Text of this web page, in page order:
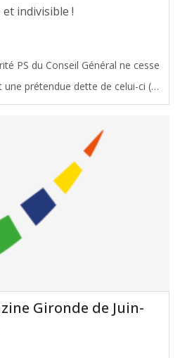
indivisible !
PS du Conseil Général ne cesse
une prétendue dette de celui-ci (~
politicien. En marge de
action auprès du Conseil
Gironde de Juin-